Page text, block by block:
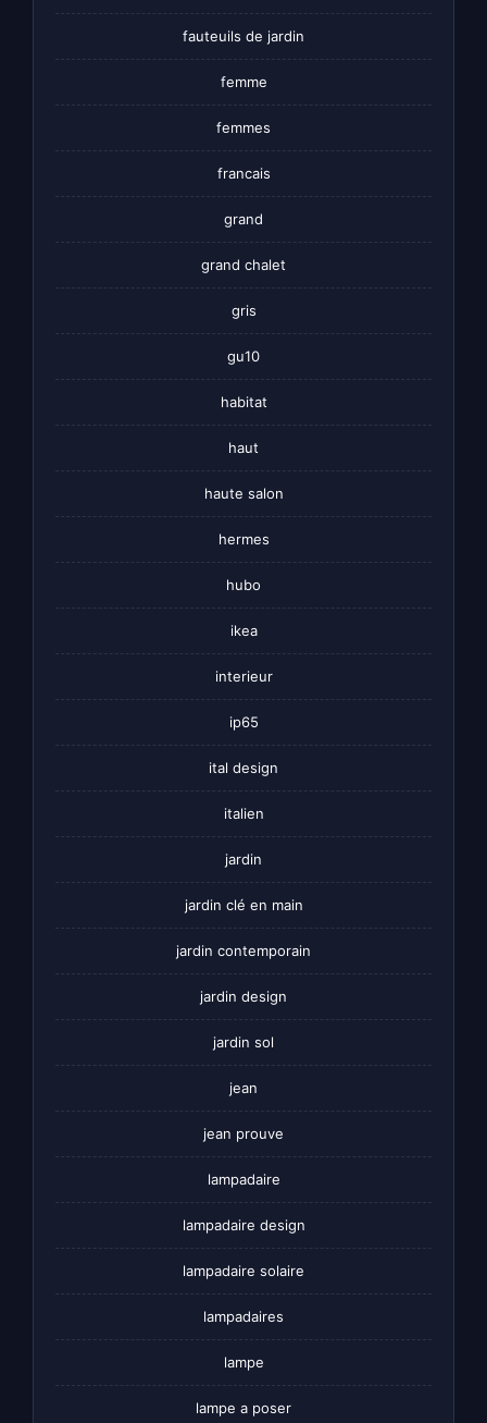
fauteuils de jardin
femme
femmes
francais
grand
grand chalet
gris
gu10
habitat
haut
haute salon
hermes
hubo
ikea
interieur
ip65
ital design
italien
jardin
jardin clé en main
jardin contemporain
jardin design
jardin sol
jean
jean prouve
lampadaire
lampadaire design
lampadaire solaire
lampadaires
lampe
lampe a poser